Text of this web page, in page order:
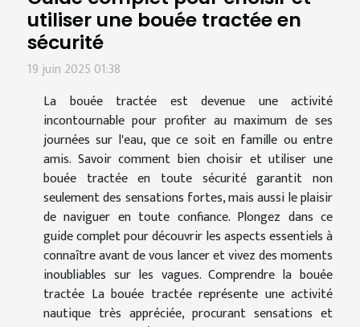
utiliser une bouée tractée en
sécurité
19 juin 2025 01:38
La bouée tractée est devenue une activité
incontournable pour profiter au maximum de ses
journées sur l'eau, que ce soit en famille ou entre
amis. Savoir comment bien choisir et utiliser une
bouée tractée en toute sécurité garantit non
seulement des sensations fortes, mais aussi le plaisir
de naviguer en toute confiance. Plongez dans ce
guide complet pour découvrir les aspects essentiels à
connaître avant de vous lancer et vivez des moments
inoubliables sur les vagues. Comprendre la bouée
tractée La bouée tractée représente une activité
nautique très appréciée, procurant sensations et